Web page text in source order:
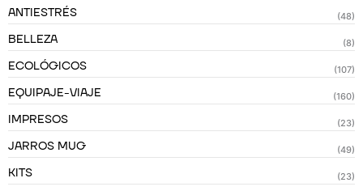
ANTIESTRÉS (48)
BELLEZA (8)
ECOLÓGICOS (107)
EQUIPAJE-VIAJE (160)
IMPRESOS (23)
JARROS MUG (49)
KITS (23)